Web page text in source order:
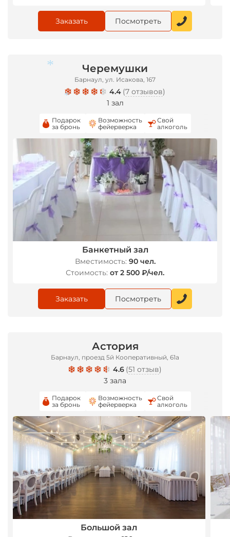
Заказать Посмотреть
Черемушки
Барнаул, ул. Исакова, 167
4.4 (7 отзывов)
1 зал
Подарок
за бронь
Возможность
фейерверка
Свой
алкоголь
Банкетный зал
Вместимость: 90 чел.
Стоимость: от 2 500 ₽/чел.
Заказать Посмотреть
Астория
Барнаул, проезд 5й Кооперативный, 61а
4.6 (51 отзыв)
3 зала
Подарок
за бронь
Возможность
фейерверка
Свой
алкоголь
Большой зал
*